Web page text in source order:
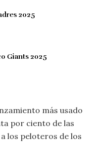
2025
Giants 2025
más usado
por ciento de las
los peloteros de los